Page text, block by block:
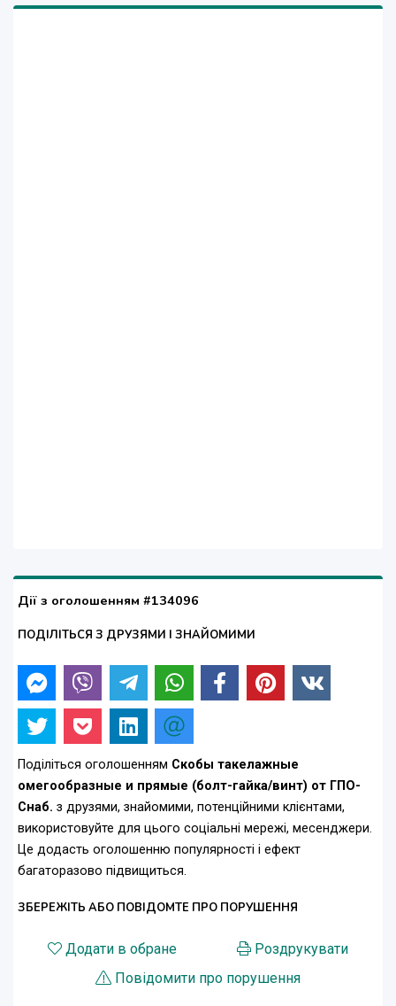
Дії з оголошенням #134096
ПОДІЛІТЬСЯ З ДРУЗЯМИ І ЗНАЙОМИМИ
Поділіться оголошенням Скобы такелажные
омегообразные и прямые (болт-гайка/винт) от ГПО-
Снаб. з друзями, знайомими, потенційними клієнтами,
використовуйте для цього соціальні мережі, месенджери.
Це додасть оголошенню популярності і ефект
багаторазово підвищиться.
ЗБЕРЕЖІТЬ АБО ПОВІДОМТЕ ПРО ПОРУШЕННЯ
Додати в обране
Роздрукувати
Повідомити про порушення